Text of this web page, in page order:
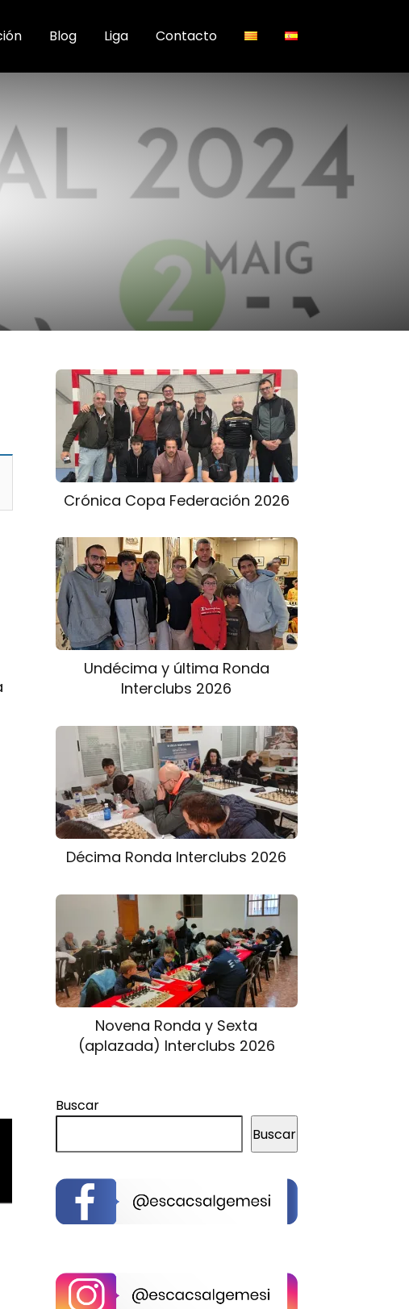
Blog Liga Contacto
Crónica Copa Federación 2026
Undécima y última Ronda
Interclubs 2026
Décima Ronda Interclubs 2026
Novena Ronda y Sexta
(aplazada) Interclubs 2026
Buscar
Buscar